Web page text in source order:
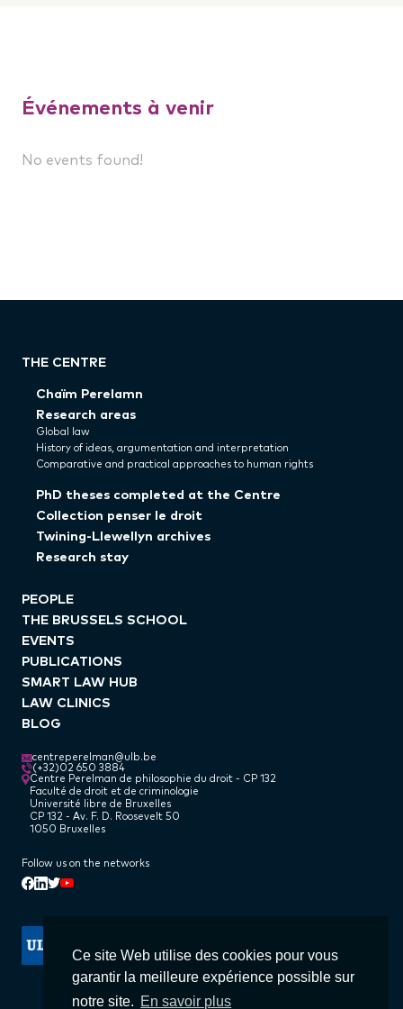
Ce site Web utilise des cookies pour vous
garantir la meilleure expérience possible sur
notre site. En savoir plus
Événements à venir
No events found!
THE CENTRE
Chaïm Perelamn
Research areas
Global law
History of ideas, argumentation and interpretation
Comparative and practical approaches to human rights
PhD theses completed at the Centre
Collection penser le droit
Twining-Llewellyn archives
Research stay
PEOPLE
THE BRUSSELS SCHOOL
EVENTS
PUBLICATIONS
SMART LAW HUB
LAW CLINICS
BLOG
centreperelman@ulb.be
(+32)02 650 3884
Centre Perelman de philosophie du droit - CP 132
Faculté de droit et de criminologie
Université libre de Bruxelles
CP 132 - Av. F. D. Roosevelt 50
1050 Bruxelles
Follow us on the networks
Facebook
Linkedin
Twitter
Youtube